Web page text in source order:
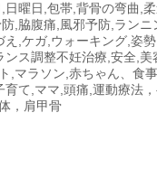
日曜日,包帯,背骨の弯曲,
,脇腹痛,風邪予防,ランニ
え,ケガ,ウォーキング,姿
ンス調整不妊治療,安全,美
,マラソン,赤ちゃん、食
育て,ママ,頭痛,運動療法
，肩甲骨